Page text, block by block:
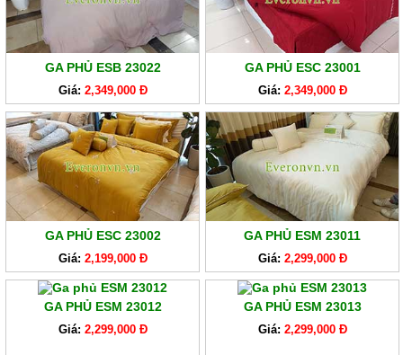
GA PHỦ ESB 23022
Giá: 2,349,000 Đ
GA PHỦ ESC 23001
Giá: 2,349,000 Đ
GA PHỦ ESC 23002
Giá: 2,199,000 Đ
GA PHỦ ESM 23011
Giá: 2,299,000 Đ
GA PHỦ ESM 23012
Giá: 2,299,000 Đ
GA PHỦ ESM 23013
Giá: 2,299,000 Đ